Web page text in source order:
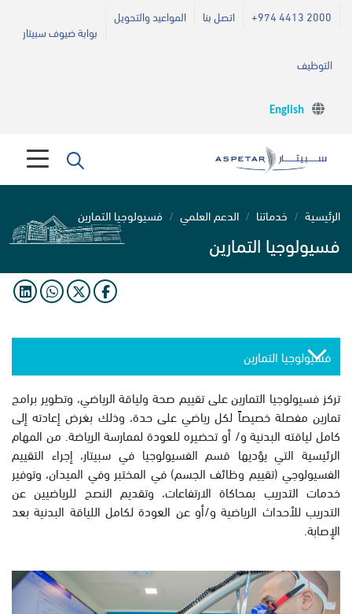
+974 4413 2000 اتصل بنا
المواعيد والتحويل
بوابة ضيوف سبيتار
التوظيف
English
الرئيسية خدماتنا الدعم العلمي فسيولوجيا التمارين
فسيولوجيا التمارين
فسيولوجيا التمارين
تركز فسيولوجيا التمارين على تقييم صحة ولياقة الرياضي، وتطوير برامج
تمارين مفصلة خصيصاً لكل رياضي على حدة، وذلك بغرض إعادته إلى
كامل لياقته البدنية و/ أو تحضيره للعودة لممارسة الرياضة. من المهام
الرئيسية التي يؤديها قسم الفسيولوجيا في سبيتار، إجراء التقييم
الفسيولوجي (تقييم وظائف الجسم) في المختبر وفي الميدان، وتوفير
خدمات التدريب بمحاكاة الارتفاعات، وتقديم النصح للرياضيين عن
التدريب للأحداث الرياضية و/أو عن العودة لكامل اللياقة البدنية بعد
الإصابة.